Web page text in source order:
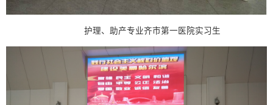
护理、助产专业齐市第一医院实习生